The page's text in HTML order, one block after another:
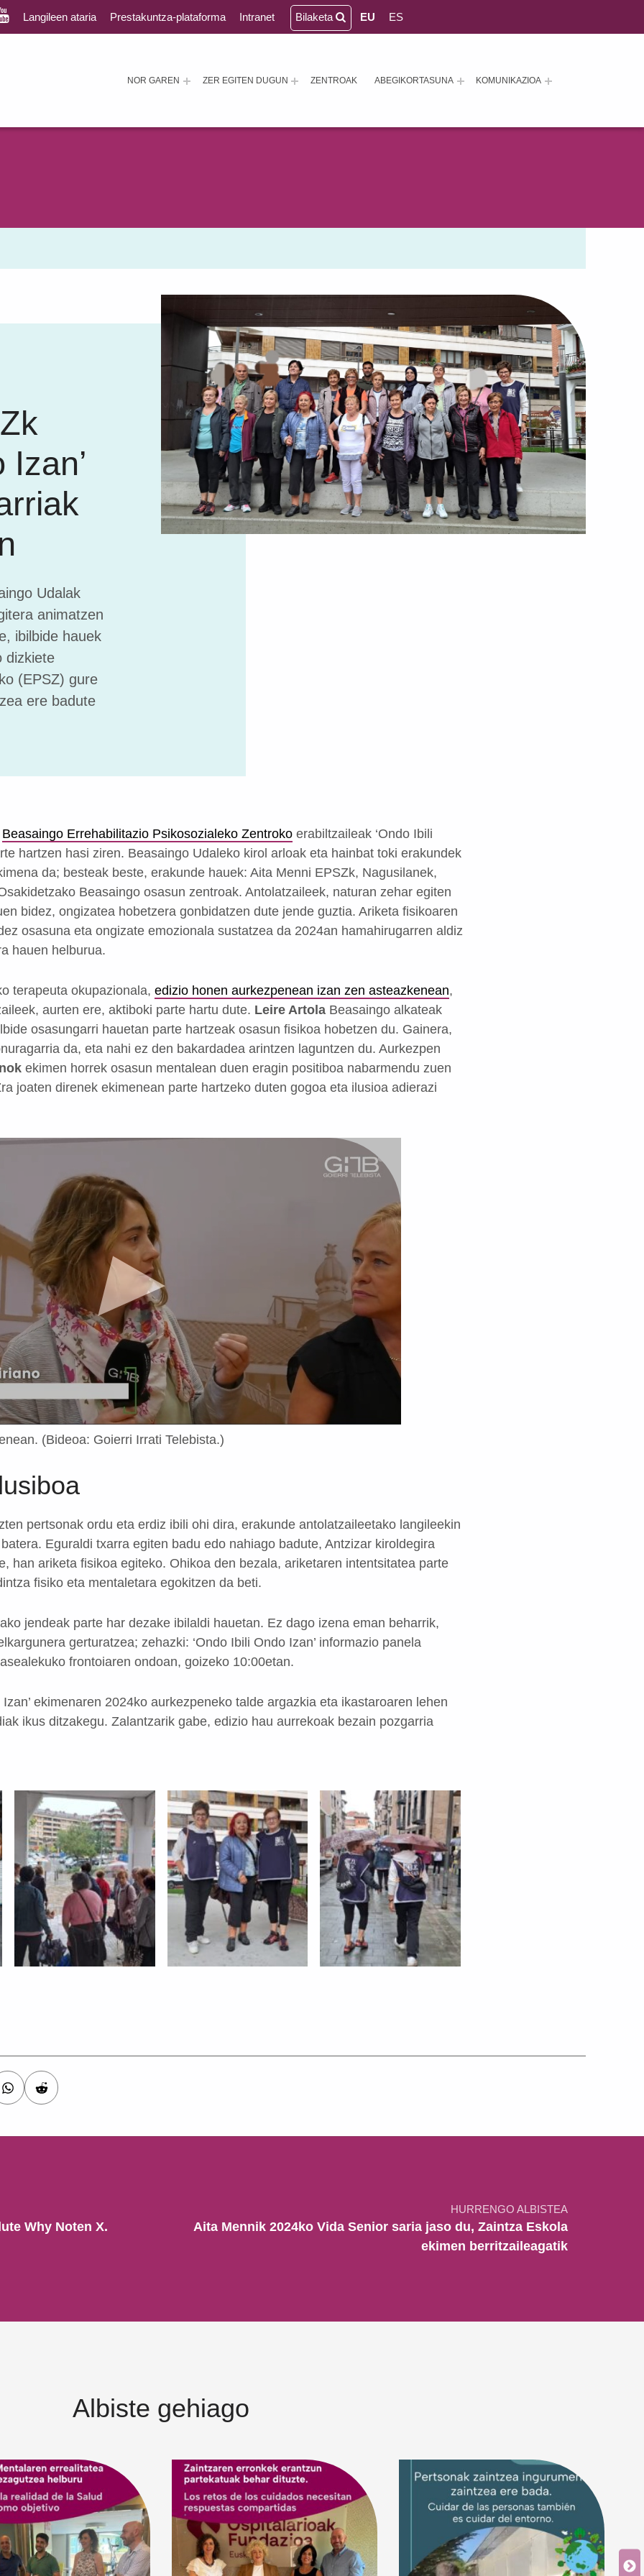
NOR GAREN ZER EGITEN DUGUN ZENTROAK ABEGIKORTASUNA KOMUNIKAZIOA
Langileen ataria Prestakuntza-plataforma Intranet Bilaketa EU ES
Udalak
animatzen
ibilbide hauek
dizkiete
(EPSZ) gure
ere badute
Beasaingo Errehabilitazio Psikosozialeko Zentroko erabiltzaileak ‘Ondo Ibili
hartzen hasi ziren. Beasaingo Udaleko kirol arloak eta hainbat toki erakundek
da; besteak beste, erakunde hauek: Aita Menni EPSZk, Nagusilanek,
Beasaingo osasun zentroak. Antolatzaileek, naturan zehar egiten
bidez, ongizatea hobetzera gonbidatzen dute jende guztia. Ariketa fisikoaren
osasuna eta ongizate emozionala sustatzea da 2024an hamahirugarren aldiz
hauen helburua.
terapeuta okupazionala, edizio honen aurkezpenean izan zen asteazkenean,
aurten ere, aktiboki parte hartu dute. Leire Artola Beasaingo alkateak
osasungarri hauetan parte hartzeak osasun fisikoa hobetzen du. Gainera,
da, eta nahi ez den bakardadea arintzen laguntzen du. Aurkezpen
ekimen horrek osasun mentalean duen eragin positiboa nabarmendu zuen
joaten direnek ekimenean parte hartzeko duten gogoa eta ilusioa adierazi
▶
(Bideoa: Goierri Irrati Telebista.)
pertsonak ordu eta erdiz ibili ohi dira, erakunde antolatzaileetako langileekin
Eguraldi txarra egiten badu edo nahiago badute, Antzizar kiroldegira
han ariketa fisikoa egiteko. Ohikoa den bezala, ariketaren intentsitatea parte
fisiko eta mentaletara egokitzen da beti.
jendeak parte har dezake ibilaldi hauetan. Ez dago izena eman beharrik,
gerturatzea; zehazki: ‘Ondo Ibili Ondo Izan’ informazio panela
frontoiaren ondoan, goizeko 10:00etan.
Izan’ ekimenaren 2024ko aurkezpeneko talde argazkia eta ikastaroaren lehen
ikus ditzakegu. Zalantzarik gabe, edizio hau aurrekoak bezain pozgarria
Why Noten X.
HURRENGO ALBISTEA
Aita Mennik 2024ko Vida Senior saria jaso du, Zaintza Eskola
ekimen berritzaileagatik
Albiste gehiago